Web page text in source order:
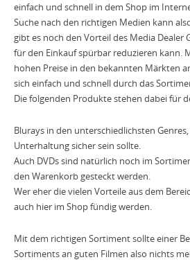
einfach und schnell in dem Shop im
Suche nach den richtigen Medien kann
gibt es noch den Vorteil des Media Dealer
für den Einkauf spürbar reduzieren kann.
hohen Preise in den bekannten Märkten
sich einfach und schnell durch das
Die folgenden Produkte stehen dabei für
Blurays in den unterschiedlichsten
Unterhaltung sicher sein sollte.
Auch DVDs sind natürlich noch im
den Warenkorb gesteckt werden.
Wer eher die vielen Vorteile aus dem
auch hier im Shop fündig werden.
Mit dem richtigen Sortiment sollte einer
Sortiments an guten Filmen also nichts